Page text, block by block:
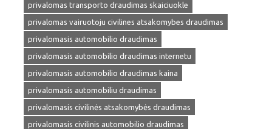
privalomas transporto draudimas skaiciuokle
privalomas vairuotoju civilines atsakomybes draudimas
privalomasis automobilio draudimas
privalomasis automobilio draudimas internetu
privalomasis automobilio draudimas kaina
privalomasis automobiliu draudimas
privalomasis civilinės atsakomybės draudimas
privalomasis civilinis automobilio draudimas